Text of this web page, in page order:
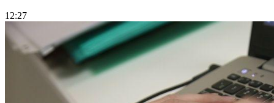
12:27